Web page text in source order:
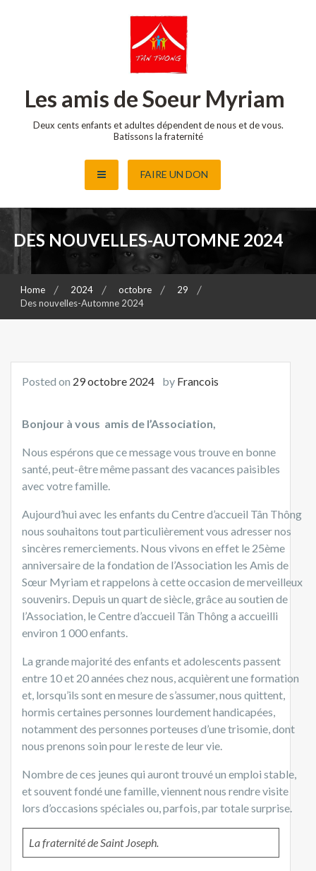
Les amis de Soeur Myriam
Deux cents enfants et adultes dépendent de nous et de vous.
Batissons la fraternité
FAIRE UN DON
DES NOUVELLES-AUTOMNE 2024
Home 2024 octobre
29
Des nouvelles-Automne 2024
Posted on 29 octobre 2024 by Francois
Bonjour à vous amis de l’Association,
Nous espérons que ce message vous trouve en bonne
santé, peut-être même passant des vacances paisibles
avec votre famille.
Aujourd’hui avec les enfants du Centre d’accueil Tân Thông
nous souhaitons tout particulièrement vous adresser nos
sincères remerciements. Nous vivons en effet le 25ème
anniversaire de la fondation de l’Association les Amis de
Sœur Myriam et rappelons à cette occasion de merveilleux
souvenirs. Depuis un quart de siècle, grâce au soutien de
l’Association, le Centre d’accueil Tân Thông a accueilli
environ 1 000 enfants.
La grande majorité des enfants et adolescents passent
entre 10 et 20 années chez nous, acquièrent une formation
et, lorsqu’ils sont en mesure de s’assumer, nous quittent,
hormis certaines personnes lourdement handicapées,
notamment des personnes porteuses d’une trisomie, dont
nous prenons soin pour le reste de leur vie.
Nombre de ces jeunes qui auront trouvé un emploi stable,
et souvent fondé une famille, viennent nous rendre visite
lors d’occasions spéciales ou, parfois, par totale surprise.
La fraternité de Saint Joseph.